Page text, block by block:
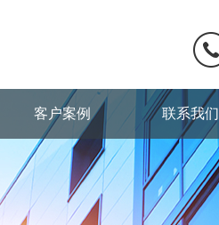
客户案例 联系我们